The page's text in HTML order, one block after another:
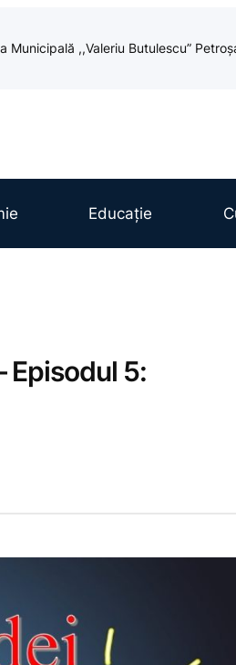
Municipală ,,Valeriu Butulescu”
Educație
Episodul 5: